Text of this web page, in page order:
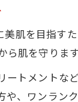
安心
美肌を目指
肌を守りま
ートメント
、ワンラン